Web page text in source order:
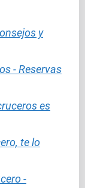
y
- Reservas
es
te lo
-